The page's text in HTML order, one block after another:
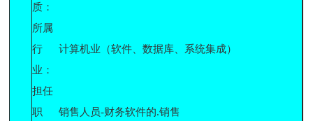
质：
所属
行
业：
计算机业（软件、数据库、系统集成）
担任
职
销售人员-财务软件的.销售